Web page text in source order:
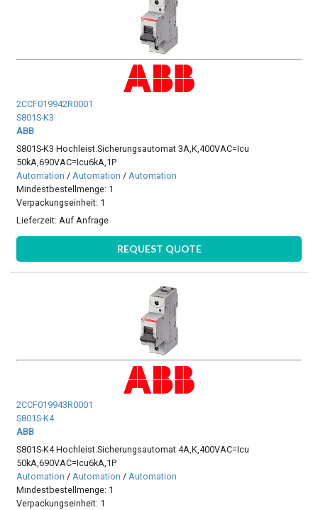
2CCF019942R0001
S801S-K3
ABB
S801S-K3 Hochleist.Sicherungsautomat 3A,K,400VAC=Icu
50kA,690VAC=Icu6kA,1P
Automation / Automation / Automation
Mindestbestellmenge: 1
Verpackungseinheit: 1
Lieferzeit:Auf Anfrage
REQUEST QUOTE
2CCF019943R0001
S801S-K4
ABB
S801S-K4 Hochleist.Sicherungsautomat 4A,K,400VAC=Icu
50kA,690VAC=Icu6kA,1P
Automation /Automation /Automation
Mindestbestellmenge: 1
Verpackungseinheit: 1